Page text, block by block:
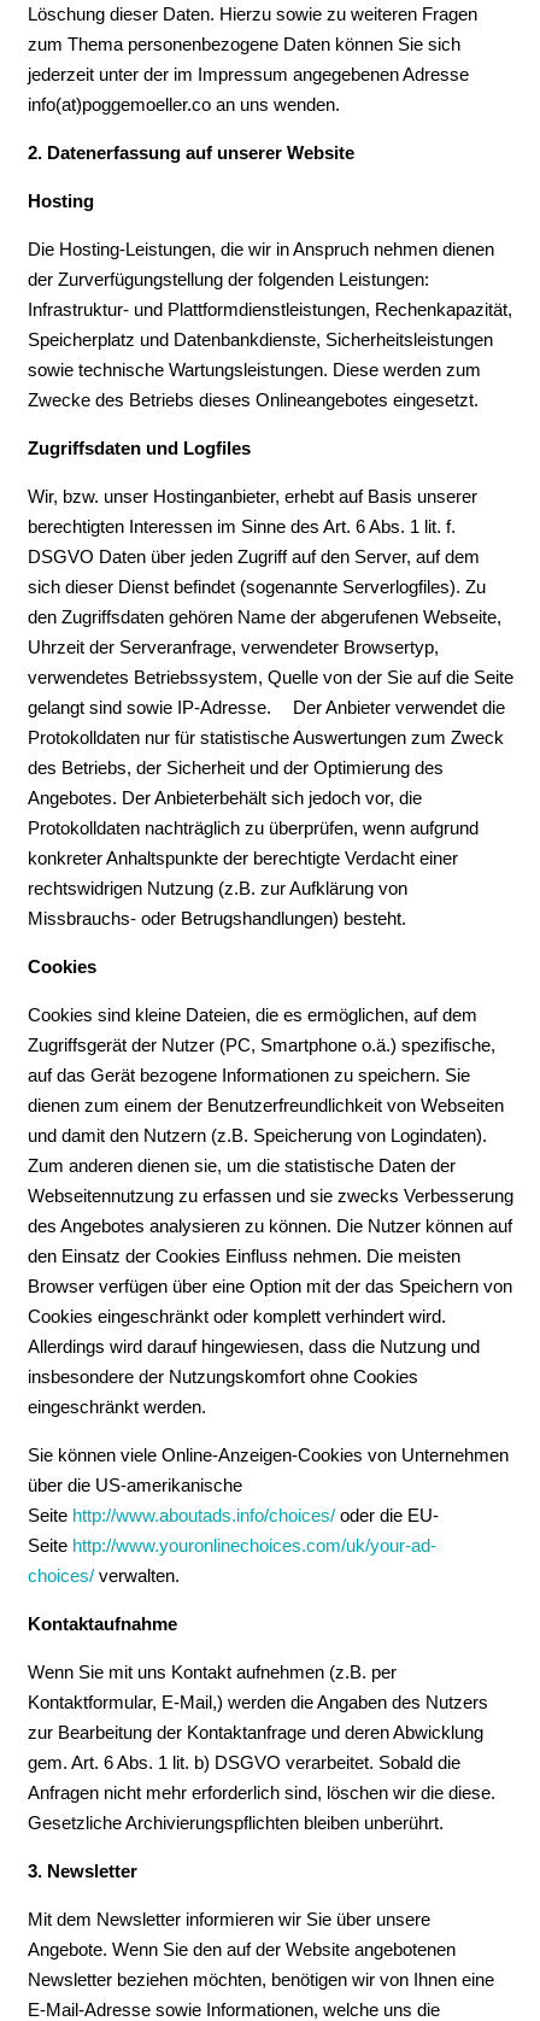
Löschung dieser Daten. Hierzu sowie zu weiteren Fragen
zum Thema personenbezogene Daten können Sie sich
jederzeit unter der im Impressum angegebenen Adresse
info(at)poggemoeller.co an uns wenden.
2. Datenerfassung auf unserer Website
Hosting
Die Hosting-Leistungen, die wir in Anspruch nehmen dienen
der Zurverfügungstellung der folgenden Leistungen:
Infrastruktur- und Plattformdienstleistungen, Rechenkapazität,
Speicherplatz und Datenbankdienste, Sicherheitsleistungen
sowie technische Wartungsleistungen. Diese werden zum
Zwecke des Betriebs dieses Onlineangebotes eingesetzt.
Zugriffsdaten und Logfiles
Wir, bzw. unser Hostinganbieter, erhebt auf Basis unserer
berechtigten Interessen im Sinne des Art. 6 Abs. 1 lit. f.
DSGVO Daten über jeden Zugriff auf den Server, auf dem
sich dieser Dienst befindet (sogenannte Serverlogfiles). Zu
den Zugriffsdaten gehören Name der abgerufenen Webseite,
Uhrzeit der Serveranfrage, verwendeter Browsertyp,
verwendetes Betriebssystem, Quelle von der Sie auf die Seite
gelangt sind sowie IP-Adresse. Der Anbieter verwendet die
Protokolldaten nur für statistische Auswertungen zum Zweck
des Betriebs, der Sicherheit und der Optimierung des
Angebotes. Der Anbieterbehält sich jedoch vor, die
Protokolldaten nachträglich zu überprüfen, wenn aufgrund
konkreter Anhaltspunkte der berechtigte Verdacht einer
rechtswidrigen Nutzung (z.B. zur Aufklärung von
Missbrauchs- oder Betrugshandlungen) besteht.
Cookies
Cookies sind kleine Dateien, die es ermöglichen, auf dem
Zugriffsgerät der Nutzer (PC, Smartphone o.ä.) spezifische,
auf das Gerät bezogene Informationen zu speichern. Sie
dienen zum einem der Benutzerfreundlichkeit von Webseiten
und damit den Nutzern (z.B. Speicherung von Logindaten).
Zum anderen dienen sie, um die statistische Daten der
Webseitennutzung zu erfassen und sie zwecks Verbesserung
des Angebotes analysieren zu können. Die Nutzer können auf
den Einsatz der Cookies Einfluss nehmen. Die meisten
Browser verfügen über eine Option mit der das Speichern von
Cookies eingeschränkt oder komplett verhindert wird.
Allerdings wird darauf hingewiesen, dass die Nutzung und
insbesondere der Nutzungskomfort ohne Cookies
eingeschränkt werden.
Sie können viele Online-Anzeigen-Cookies von Unternehmen
über die US-amerikanische
Seite http://www.aboutads.info/choices/oder die EU-
Seite http://www.youronlinechoices.com/uk/your-ad-
choices/ verwalten.
Kontaktaufnahme
Wenn Sie mit uns Kontakt aufnehmen (z.B. per
Kontaktformular, E-Mail,) werden die Angaben des Nutzers
zur Bearbeitung der Kontaktanfrage und deren Abwicklung
gem. Art. 6 Abs. 1 lit. b) DSGVO verarbeitet. Sobald die
Anfragen nicht mehr erforderlich sind, löschen wir die diese.
Gesetzliche Archivierungspflichten bleiben unberührt.
3. Newsletter
Mit dem Newsletter informieren wir Sie über unsere
Angebote. Wenn Sie den auf der Website angebotenen
Newsletter beziehen möchten, benötigen wir von Ihnen eine
E-Mail-Adresse sowie Informationen, welche uns die